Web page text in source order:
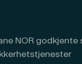
NOR